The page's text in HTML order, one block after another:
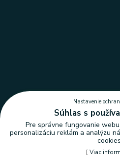
Nastavenie
Súhlas s
Pre správne fungovanie
personalizáciu reklám a analýzu
[Viac